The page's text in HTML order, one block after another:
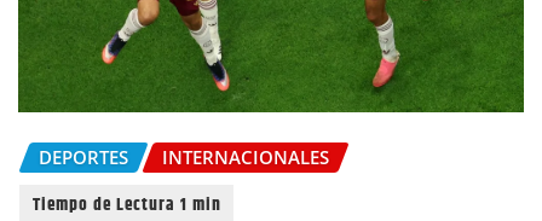
DEPORTES INTERNACIONALES